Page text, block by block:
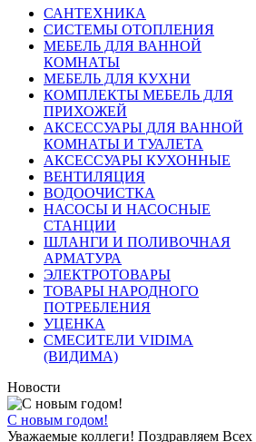
САНТЕХНИКА
СИСТЕМЫ ОТОПЛЕНИЯ
МЕБЕЛЬ ДЛЯ ВАННОЙ
КОМНАТЫ
МЕБЕЛЬ ДЛЯ КУХНИ
КОМПЛЕКТЫ МЕБЕЛЬ ДЛЯ
ПРИХОЖЕЙ
АКСЕССУАРЫ ДЛЯ ВАННОЙ
КОМНАТЫ И ТУАЛЕТА
АКСЕССУАРЫ КУХОННЫЕ
ВЕНТИЛЯЦИЯ
ВОДООЧИСТКА
НАСОСЫ И НАСОСНЫЕ
СТАНЦИИ
ШЛАНГИ И ПОЛИВОЧНАЯ
АРМАТУРА
ЭЛЕКТРОТОВАРЫ
ТОВАРЫ НАРОДНОГО
ПОТРЕБЛЕНИЯ
УЦЕНКА
СМЕСИТЕЛИ VIDIMA
(ВИДИМА)
Новости
С новым годом!
Уважаемые коллеги! Поздравляем